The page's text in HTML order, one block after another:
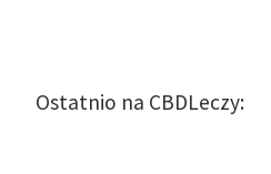
Ostatnio na CBDLeczy: